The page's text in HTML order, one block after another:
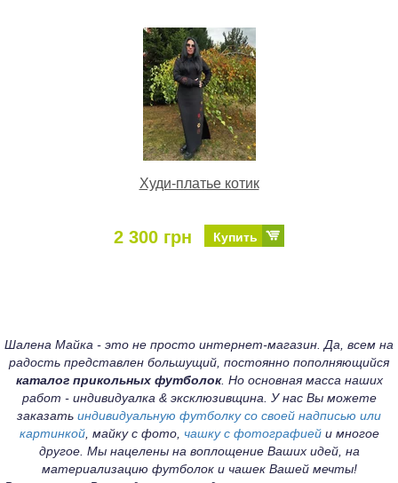
Худи-платье котик
2 300 грн Купить
Шалена Майка - это не просто интернет-магазин. Да, всем на
радость представлен большущий, постоянно пополняющийся
каталог прикольных футболок. Но основная масса наших
работ - индивидуалка & эксклюзивщина. У нас Вы можете
заказать индивидуальную футболку со своей надписью или
картинкой, майку с фото, чашку с фотографиейи многое
другое. Мы нацелены на воплощение Ваших идей, на
материализацию футболок и чашек Вашей мечты!